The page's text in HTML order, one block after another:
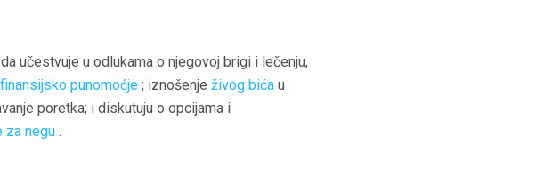
učestvuje u odlukama o njegovoj brigi i lečenju,
finansijsko punomoćje ; iznošenje živog bića u
poretka; i diskutuju o opcijama i
za negu .